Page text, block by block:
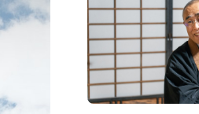
日本文化を探る
プレスアーカイブ